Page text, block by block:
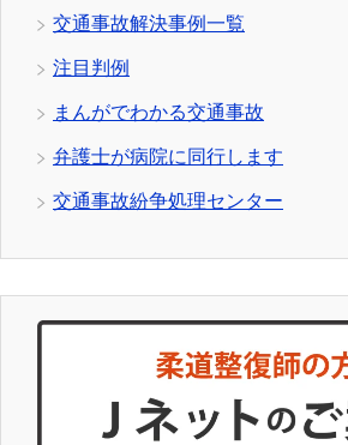
交通事故解決事例一覧
注目判例
まんがでわかる交通事故
弁護士が病院に同行します
交通事故紛争処理センター